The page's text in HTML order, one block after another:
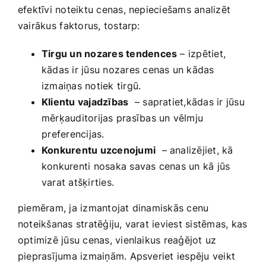
efektīvi noteiktu cenas, nepieciešams analizēt
vairākus⁤ faktorus, tostarp:‌
Tirgu un nozares tendences – izpētiet,
kādas ir‌ jūsu nozares cenas‍ un kādas
izmaiņas notiek tirgū.
Klientu vajadzības ‌ –‌ sapratiet,kādas ir jūsu
mērķauditorijas prasības un vēlmju
⁢preferencijas.
Konkurentu uzcenojumi ‌ – analizējiet, kā
konkurenti nosaka savas cenas un kā jūs
varat atšķirties.
piemēram, ja izmantojat dinamiskās cenu
noteikšanas stratēģiju, varat ieviest sistēmas, kas
optimizē jūsu cenas, vienlaikus ‌reaģējot uz
pieprasījuma izmaiņām. Apsveriet iespēju veikt